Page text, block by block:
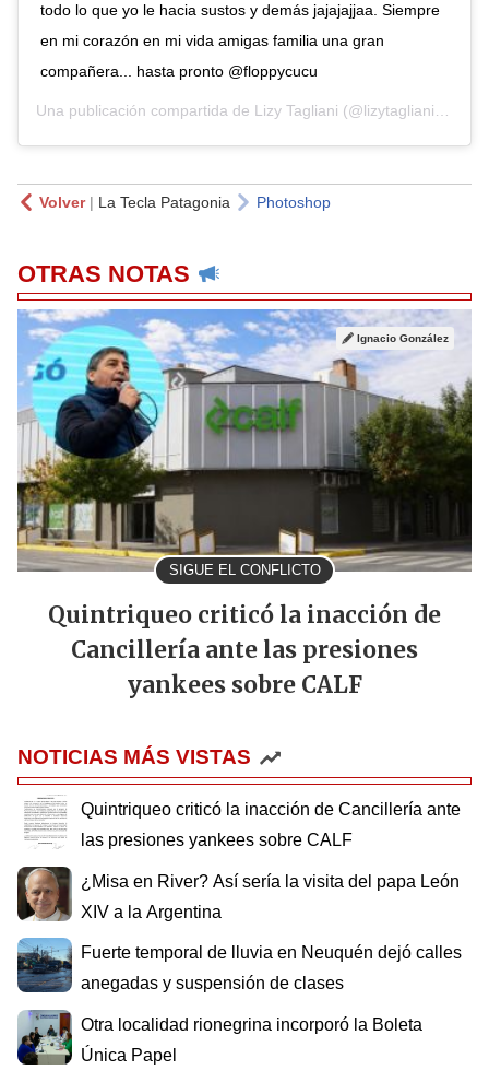
todo lo que yo le hacia sustos y demás jajajajjaa. Siempre
en mi corazón en mi vida amigas familia una gran
compañera... hasta pronto @floppycucu
Una publicación compartida de Lizy Tagliani (@lizytagliani) el
Volver| La Tecla Patagonia Photoshop
OTRAS NOTAS
SIGUE EL CONFLICTO
Ignacio González
Quintriqueo criticó la inacción de
Cancillería ante las presiones
yankees sobre CALF
NOTICIAS MÁS VISTAS
Quintriqueo criticó la inacción de Cancillería ante
las presiones yankees sobre CALF
¿Misa en River? Así sería la visita del papa León
XIV a la Argentina
Fuerte temporal de lluvia en Neuquén dejó calles
anegadas y suspensión de clases
Otra localidad rionegrina incorporó la Boleta
Única Papel